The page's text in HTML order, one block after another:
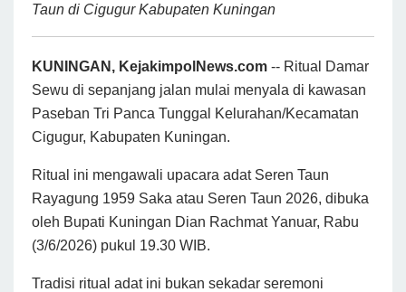
Taun di Cigugur Kabupaten Kuningan
KUNINGAN, KejakimpolNews.com -- Ritual Damar
Sewu di sepanjang jalan mulai menyala di kawasan
Paseban Tri Panca Tunggal Kelurahan/Kecamatan
Cigugur, Kabupaten Kuningan.
Ritual ini mengawali upacara adat Seren Taun
Rayagung 1959 Saka atau Seren Taun 2026, dibuka
oleh Bupati Kuningan Dian Rachmat Yanuar, Rabu
(3/6/2026) pukul 19.30 WIB.
Tradisi ritual adat ini bukan sekadar seremoni